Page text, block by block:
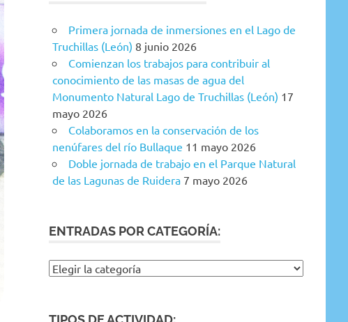
Primera jornada de inmersiones en el Lago de
Truchillas (León) 8 junio 2026
Comienzan los trabajos para contribuir al
conocimiento de las masas de agua del
Monumento Natural Lago de Truchillas (León) 17
mayo 2026
Colaboramos en la conservación de los
nenúfares del río Bullaque 11 mayo 2026
Doble jornada de trabajo en el Parque Natural
de las Lagunas de Ruidera 7 mayo 2026
ENTRADAS POR CATEGORÍA:
Entradas